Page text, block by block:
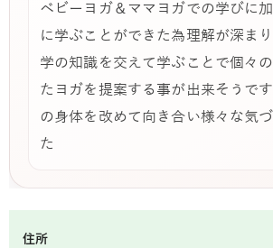
ベビーヨガ＆ママヨガでの学びに
に学ぶことができた為理解が深ま
学の知識を交えて学ぶことで個々
たヨガを提案する事が出来そうで
の身体を改めて向き合い様々な気
た
住所